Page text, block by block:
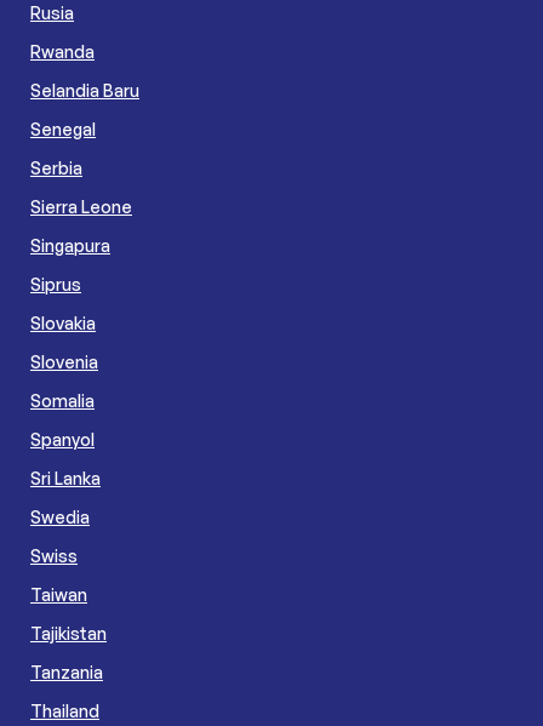
Rusia
Rwanda
Selandia Baru
Senegal
Serbia
Sierra Leone
Singapura
Siprus
Slovakia
Slovenia
Somalia
Spanyol
Sri Lanka
Swedia
Swiss
Taiwan
Tajikistan
Tanzania
Thailand